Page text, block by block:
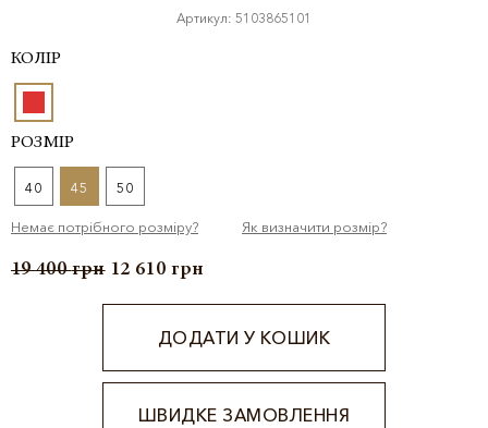
Артикул: 5103865101
КОЛІР
РОЗМІР
40 45 50
Немає потрібного розміру? Як визначити розмір?
19 400грн 12 610 грн
ДОДАТИ У КОШИК
ШВИДКЕ ЗАМОВЛЕННЯ